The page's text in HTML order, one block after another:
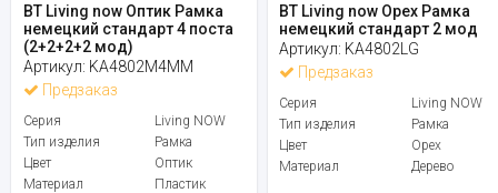
BT Living now Оптик Рамка
немецкий стандарт 4 поста
(2+2+2+2 мод)
Артикул: KA4802M4MM
Предзаказ
Серия
Living NOW
Тип изделия
Рамка
Цвет
Оптик
Материал
Пластик
BT Living now Орех Рамка
немецкий стандарт 2 мод
Артикул: KA4802LG
Предзаказ
Серия
Living NOW
Тип изделия
Рамка
Цвет
Орех
Материал
Дерево